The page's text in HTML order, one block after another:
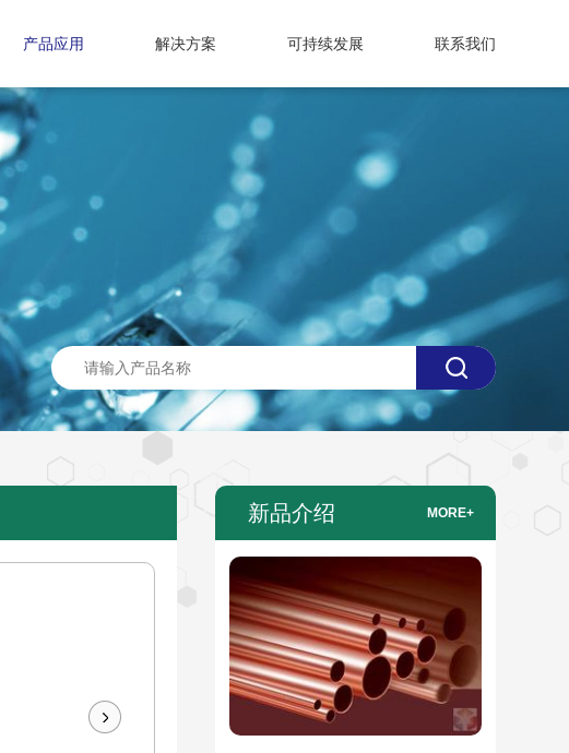
产品应用 解决方案 可持续发展 联系我们
新品介绍 MORE+